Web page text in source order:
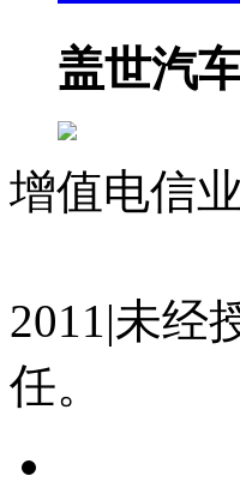
盖世汽
增值电信
2011|未经
任。